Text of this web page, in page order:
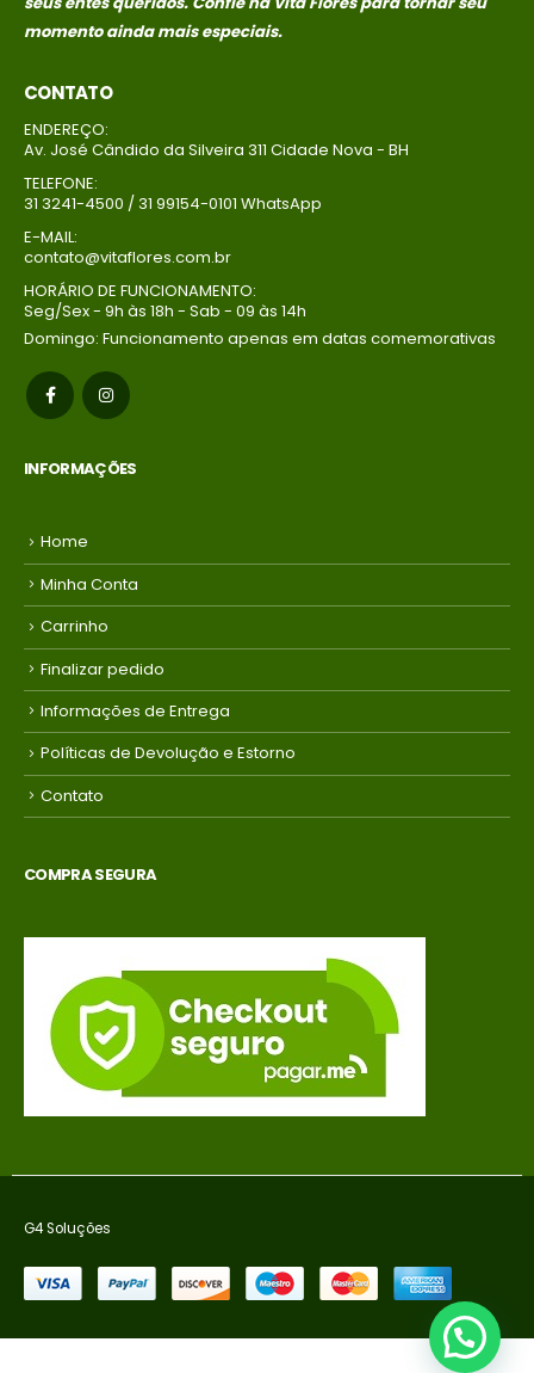
momento ainda mais especiais.
CONTATO
ENDEREÇO:
Av. José Cândido da Silveira 311 Cidade Nova - BH
TELEFONE:
31 3241-4500 / 31 99154-0101 WhatsApp
E-MAIL:
contato@vitaflores.com.br
HORÁRIO DE FUNCIONAMENTO:
Seg/Sex - 9h às 18h - Sab - 09 às 14h
Domingo: Funcionamento apenas em datas comemorativas
INFORMAÇÕES
Home
Minha Conta
Carrinho
Finalizar pedido
Informações de Entrega
Políticas de Devolução e Estorno
Contato
COMPRA SEGURA
G4 Soluções